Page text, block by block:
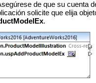
segúrese de que su cuenta
solicite que elija
.